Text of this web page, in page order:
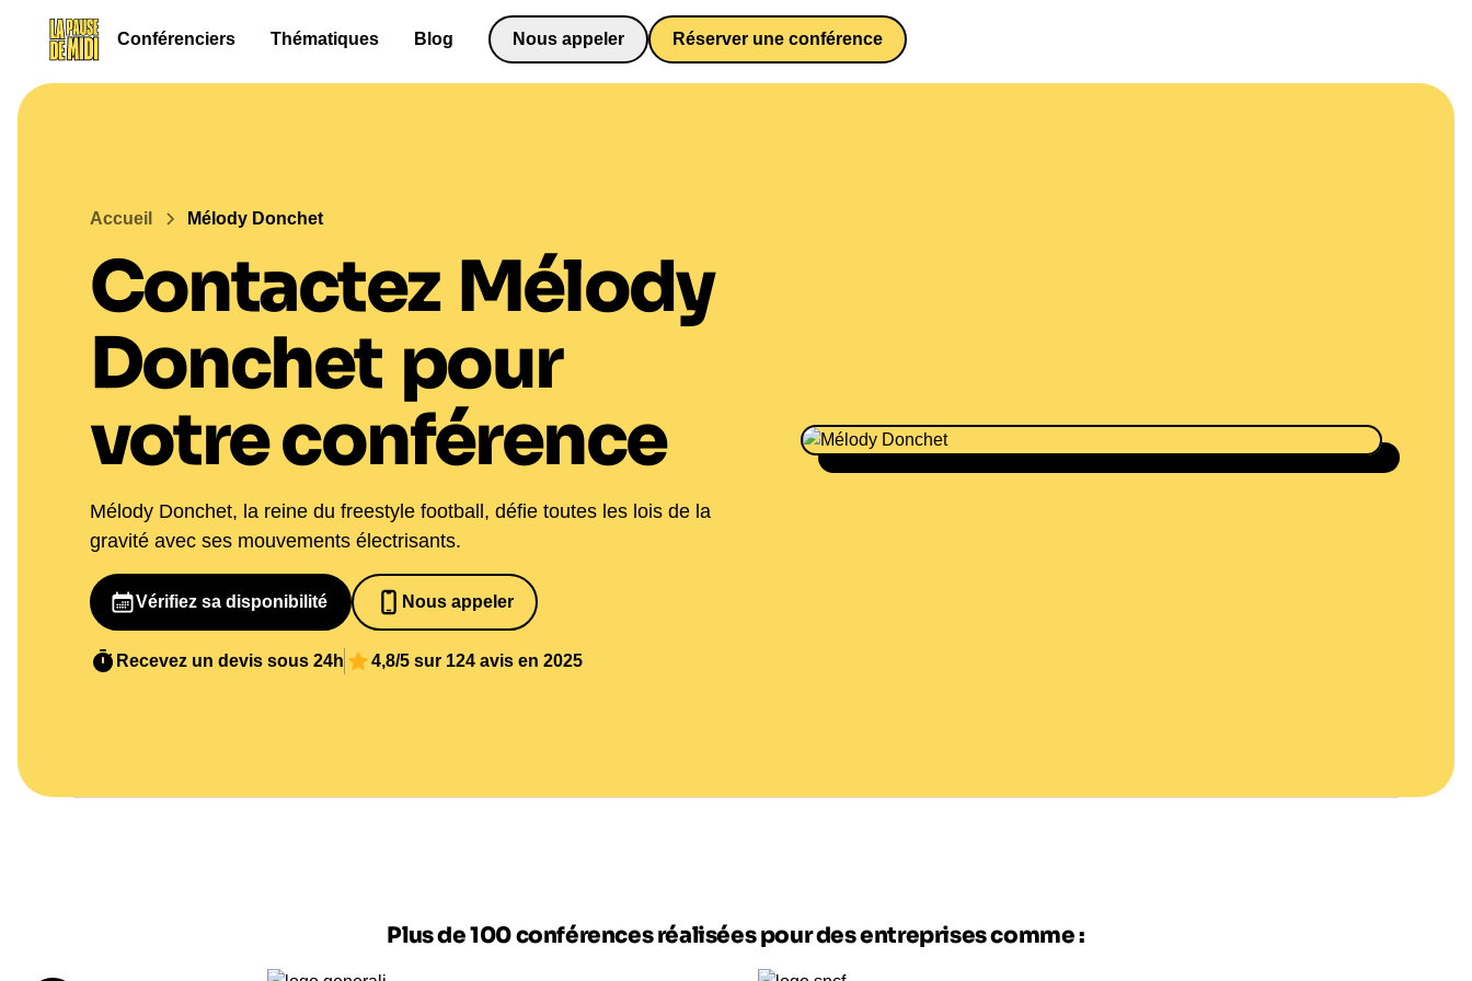
Conférenciers Thématiques Blog
Nous appeler
0652698481
Réserver une conférence
Accueil Mélody Donchet
Contactez Mélody
Donchet pour
votre conférence
Mélody Donchet, la reine du freestyle football, défie toutes les lois de la
gravité avec ses mouvements électrisants.
Vérifiez sa disponibilité
Nous appeler
0652698481
Recevez un devis sous 24h
4,8/5 sur 124 avis en 2025
Plus de 100 conférences réalisées pour des entreprises comme :